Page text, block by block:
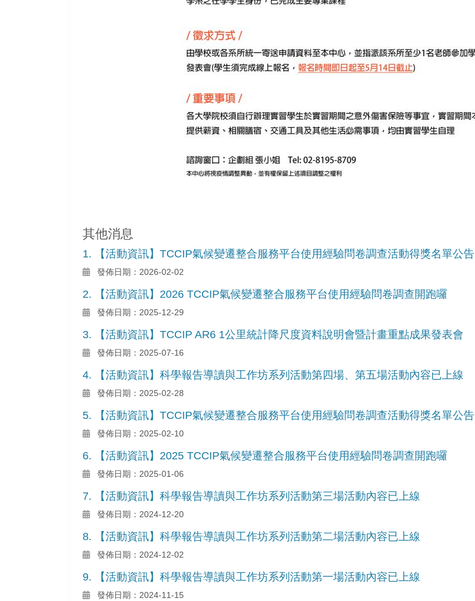
其他消息
1. 【活動資訊】TCCIP氣候變遷整合服務平台使用經驗問卷調查活動得獎名單公告
發佈日期：2026-02-02
2. 【活動資訊】2026 TCCIP氣候變遷整合服務平台使用經驗問卷調查開跑囉
發佈日期：2025-12-29
3. 【活動資訊】TCCIP AR6 1公里統計降尺度資料說明會暨計畫重點成果發表會
發佈日期：2025-07-16
4. 【活動資訊】科學報告導讀與工作坊系列活動第四場、第五場活動內容已上線
發佈日期：2025-02-28
5. 【活動資訊】TCCIP氣候變遷整合服務平台使用經驗問卷調查活動得獎名單公告
發佈日期：2025-02-10
6. 【活動資訊】2025 TCCIP氣候變遷整合服務平台使用經驗問卷調查開跑囉
發佈日期：2025-01-06
7. 【活動資訊】科學報告導讀與工作坊系列活動第三場活動內容已上線
發佈日期：2024-12-20
8. 【活動資訊】科學報告導讀與工作坊系列活動第二場活動內容已上線
發佈日期：2024-12-02
9. 【活動資訊】科學報告導讀與工作坊系列活動第一場活動內容已上線
發佈日期：2024-11-15